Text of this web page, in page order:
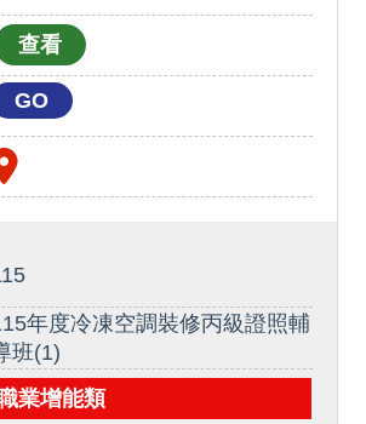
GO
年度冷凍空調裝修丙級證照輔
班(1)
業增能類